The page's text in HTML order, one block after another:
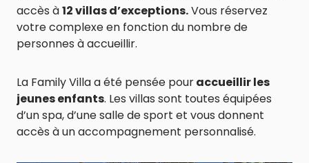
accès à12 villas d’exceptions.Vous réservez
votre complexe en fonction du nombre de
personnes à accueillir.
La Family Villa a été pensée pouraccueillir les
jeunes enfants. Les villas sont toutes équipées
d’un spa, d’une salle de sport et vous donnent
accès à un accompagnement personnalisé.